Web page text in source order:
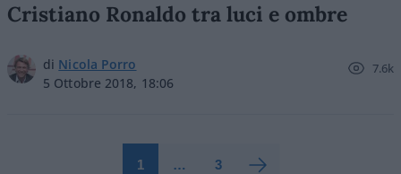
Cristiano Ronaldo tra luci e ombre
di Nicola Porro
5 Ottobre 2018, 18:06
7.6k
1 … 3